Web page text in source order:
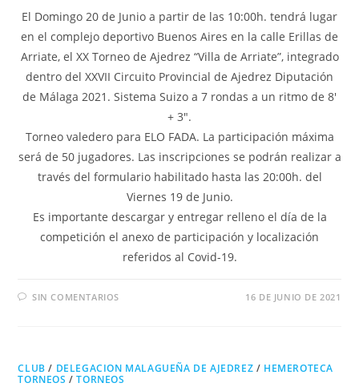
El Domingo 20 de Junio a partir de las 10:00h. tendrá lugar
en el complejo deportivo Buenos Aires en la calle Erillas de
Arriate, el XX Torneo de Ajedrez “Villa de Arriate”, integrado
dentro del XXVII Circuito Provincial de Ajedrez Diputación
de Málaga 2021. Sistema Suizo a 7 rondas a un ritmo de 8′
+ 3″.
Torneo valedero para ELO FADA. La participación máxima
será de 50 jugadores. Las inscripciones se podrán realizar a
través del formulario habilitado hasta las 20:00h. del
Viernes 19 de Junio.
Es importante descargar y entregar relleno el día de la
competición el anexo de participación y localización
referidos al Covid-19.
SIN COMENTARIOS 16 DE JUNIO DE 2021
CLUB / DELEGACION MALAGUEÑA DE AJEDREZ / HEMEROTECA
TORNEOS /TORNEOS